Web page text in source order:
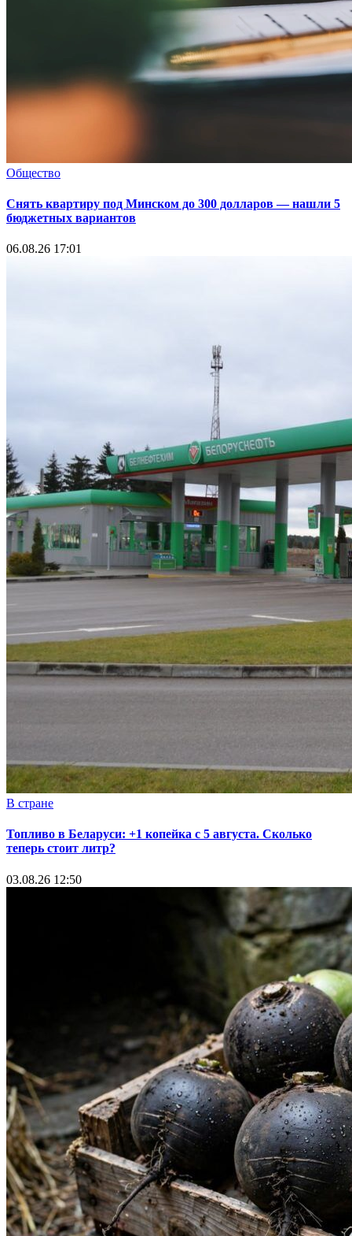
Общество
Снять квартиру под Минском до 300 долларов — нашли 5
бюджетных вариантов
06.08.26 17:01
В стране
Топливо в Беларуси: +1 копейка с 5 августа. Сколько
теперь стоит литр?
03.08.26 12:50